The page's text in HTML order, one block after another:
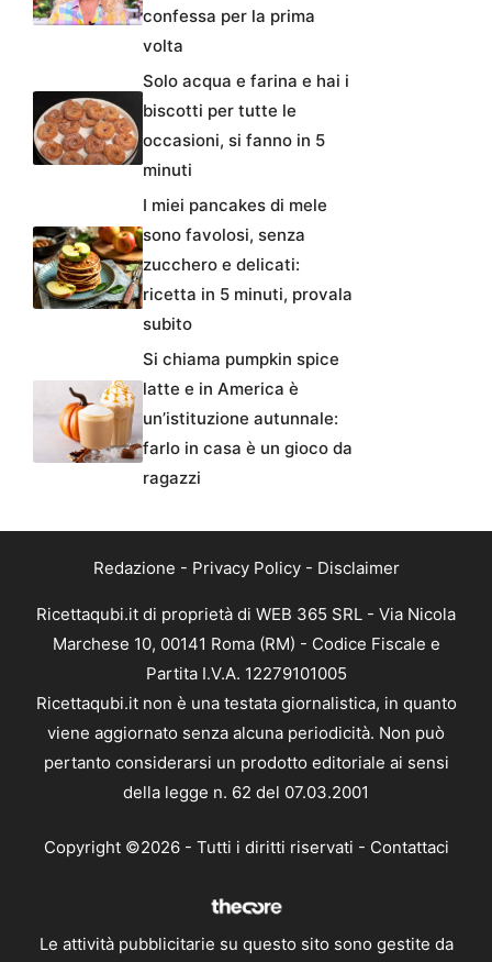
confessa per la prima
volta
Solo acqua e farina e hai i
biscotti per tutte le
occasioni, si fanno in 5
minuti
I miei pancakes di mele
sono favolosi, senza
zucchero e delicati:
ricetta in 5 minuti, provala
subito
Si chiama pumpkin spice
latte e in America è
un’istituzione autunnale:
farlo in casa è un gioco da
ragazzi
Redazione - Privacy Policy- Disclaimer
Ricettaqubi.it di proprietà di WEB 365 SRL - Via Nicola
Marchese 10, 00141 Roma (RM) - Codice Fiscale e
Partita I.V.A. 12279101005
Ricettaqubi.it non è una testata giornalistica, in quanto
viene aggiornato senza alcuna periodicità. Non può
pertanto considerarsi un prodotto editoriale ai sensi
della legge n. 62 del 07.03.2001
Copyright ©2026 - Tutti i diritti riservati - Contattaci
Le attività pubblicitarie su questo sito sono gestite da